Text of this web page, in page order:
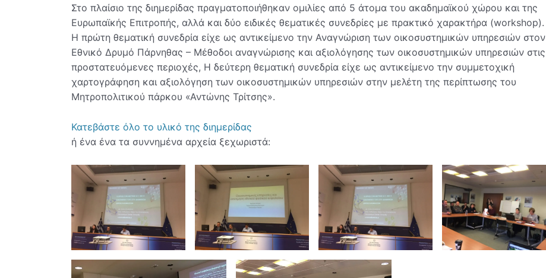
Στο πλαίσιο της διημερίδας πραγματοποιήθηκαν ομιλίες από 5 άτομα του ακαδημαϊκού χώρου και της
Ευρωπαϊκής Επιτροπής, αλλά και δύο ειδικές θεματικές συνεδρίες με πρακτικό χαρακτήρα (workshop).
Η πρώτη θεματική συνεδρία είχε ως αντικείμενο την Αναγνώριση των οικοσυστημικών υπηρεσιών στον
Εθνικό Δρυμό Πάρνηθας – Μέθοδοι αναγνώρισης και αξιολόγησης των οικοσυστημικών υπηρεσιών στις
προστατευόμενες περιοχές, Η δεύτερη θεματική συνεδρία είχε ως αντικείμενο την συμμετοχική
χαρτογράφηση και αξιολόγηση των οικοσυστημικών υπηρεσιών στην μελέτη της περίπτωσης του
Μητροπολιτικού πάρκου «Αντώνης Τρίτσης».
Κατεβάστε όλο το υλικό της διημερίδας
ή ένα ένα τα συννημένα αρχεία ξεχωριστά: